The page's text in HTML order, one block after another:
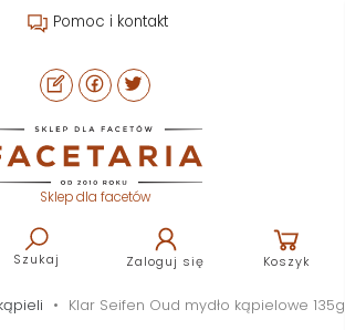
Pomoc i kontakt
Sklep dla facetów
Szukaj Zaloguj się Koszyk
Klar Seifen Oud mydło kąpielowe 135g